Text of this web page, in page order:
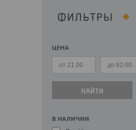
ФИЛЬТРЫ
ЦЕНА
НАЙТИ
В НАЛИЧИИ